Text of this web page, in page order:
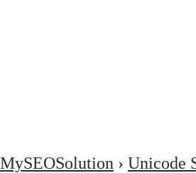
MySEOSolution › Unicode